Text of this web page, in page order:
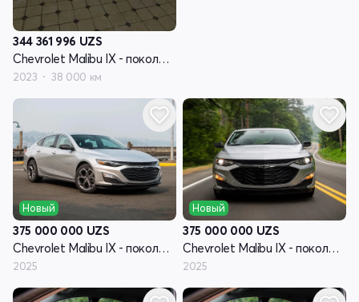
344 361 996 UZS
Chevrolet Malibu IX - поколение рестайлинг
2023 38 000 км
Новый
375 000 000 UZS
Chevrolet Malibu IX - поколение рестайлинг
2025
Новый
375 000 000 UZS
Chevrolet Malibu IX - поколение рестайлинг
2025